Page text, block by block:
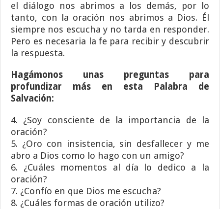
el diálogo nos abrimos a los demás, por lo
tanto, con la oración nos abrimos a Dios. Él
siempre nos escucha y no tarda en responder.
Pero es necesaria la fe para recibir y descubrir
la respuesta.
Hagámonos unas preguntas para
profundizar más en esta Palabra de
Salvación:
4. ¿Soy consciente de la importancia de la
oración?
5. ¿Oro con insistencia, sin desfallecer y me
abro a Dios como lo hago con un amigo?
6. ¿Cuáles momentos al día lo dedico a la
oración?
7. ¿Confío en que Dios me escucha?
8. ¿Cuáles formas de oración utilizo?